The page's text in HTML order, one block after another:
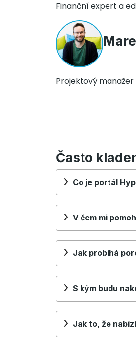
Finanční expert a
Projektový manažer
Často
Co je portál
V čem mi
Jak probíhá
S kým budu
Jak to, že